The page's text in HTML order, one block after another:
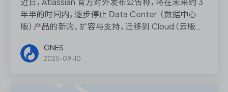
近日，Atlassian 官方对外发布公告称，将在未来约 3
年半的时间内，逐步停止 Data Center （数据中心
版）产品的新购、扩容与支持，迁移到 Cloud（云版
ONES
2025-09-10